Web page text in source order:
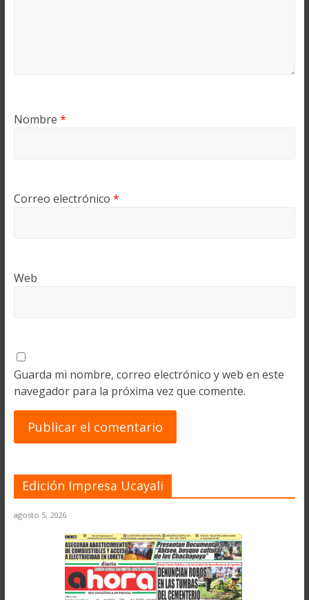
Nombre *
Correo electrónico *
Web
Guarda mi nombre, correo electrónico y web en este
navegador para la próxima vez que comente.
Edición Impresa Ucayali
agosto 5, 2026